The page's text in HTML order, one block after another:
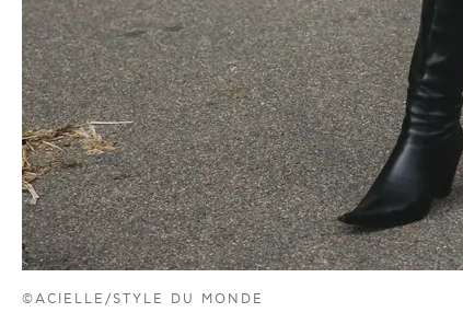
©ACIELLE/STYLE DU MONDE